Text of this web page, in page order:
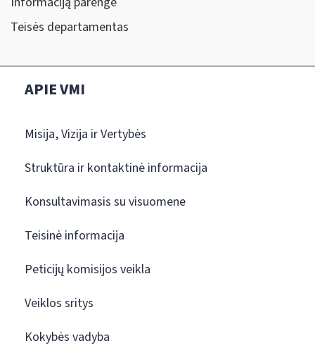
Teisės departamentas
APIE VMI
Misija, Vizija ir Vertybės
Struktūra ir kontaktinė informacija
Konsultavimasis su visuomene
Teisinė informacija
Peticijų komisijos veikla
Veiklos sritys
Kokybės vadyba